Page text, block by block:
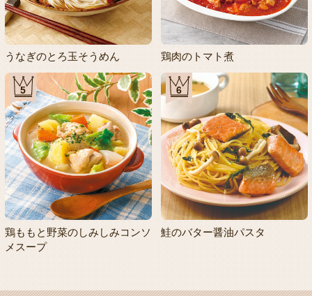
うなぎのとろ玉そうめん 鶏肉のトマト煮
5
鶏ももと野菜のしみしみコンソ
メスープ
6
鮭のバター醤油パスタ